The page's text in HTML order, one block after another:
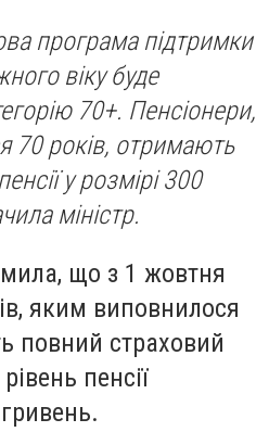
програма підтримки
віку буде
70+. Пенсіонери,
70 років, отримають
у розмірі 300
міністр.
що з 1 жовтня
яким виповнилося
повний страховий
пенсії